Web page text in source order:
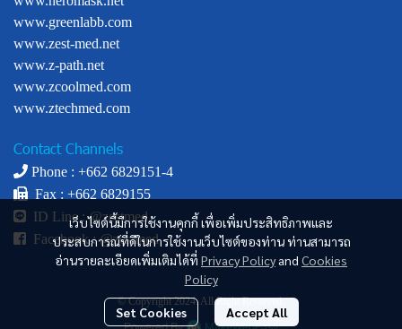
เว็บไซต์นี้มีการใช้งานคุกกี้ เพื่อเพิ่มประสิทธิภาพและ
ประสบการณ์ที่ดีในการใช้งานเว็บไซต์ของท่าน ท่านสามารถ
อ่านรายละเอียดเพิ่มเติมได้ที่ Privacy Policy and Cookies
Policy
Set Cookies Accept All
www.greenlabb.com
www.zest-med.net
www.z-path.net
www.zcoolmed.com
www.ztechmed.com
Contact Channels
Phone : +662 6829151-4
Fax : +662 6829155
ID Line :@zestmed
Facebook :@zestmed
© Copyright 2024. All Right Reserved.